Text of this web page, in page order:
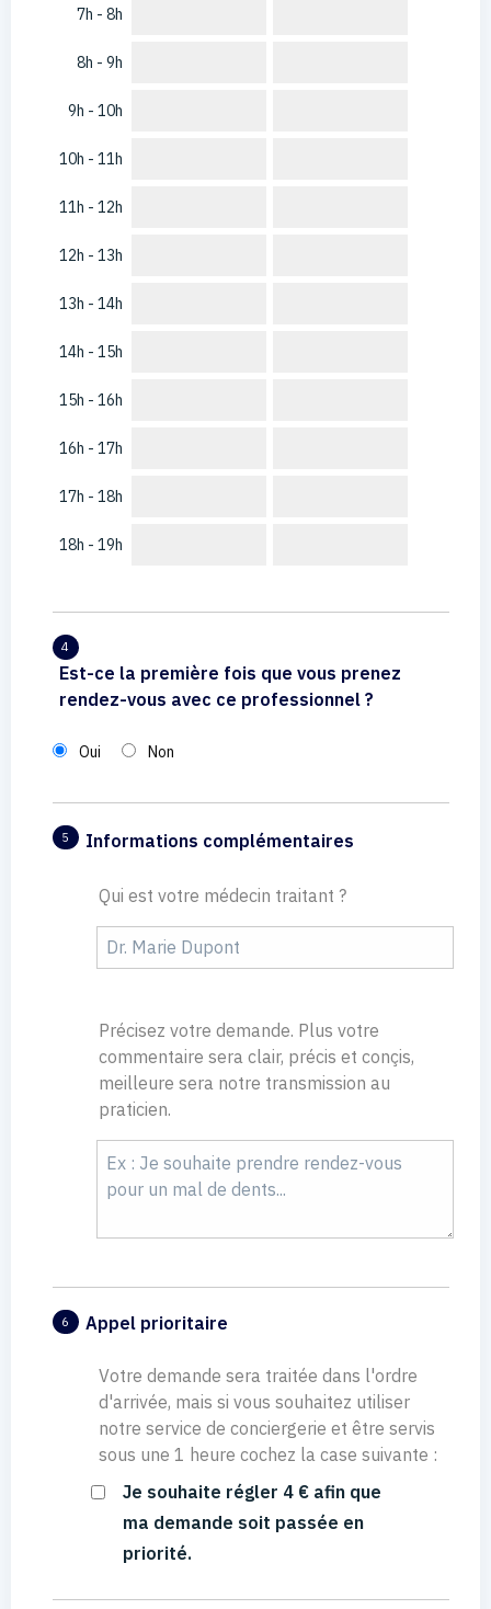
7h - 8h
8h - 9h
9h - 10h
10h - 11h
11h - 12h
12h - 13h
13h - 14h
14h - 15h
15h - 16h
16h - 17h
17h - 18h
18h - 19h
4
Est-ce la première fois que vous prenez
rendez-vous avec ce professionnel ?
Oui Non
5 Informations complémentaires
Qui est votre médecin traitant ?
Précisez votre demande. Plus votre
commentaire sera clair, précis et conçis,
meilleure sera notre transmission au
praticien.
6 Appel prioritaire
Votre demande sera traitée dans l'ordre
d'arrivée, mais si vous souhaitez utiliser
notre service de conciergerie et être servis
sous une 1 heure cochez la case suivante :
Je souhaite régler 4 € afin que
ma demande soit passée en
priorité.